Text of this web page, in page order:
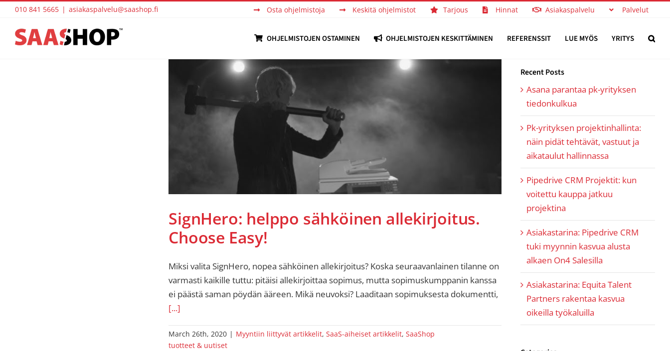
Skip
content
010 841 5665 | asiakaspalvelu@saashop.fi Osta ohjelmistoja Keskitä ohjelmistot Tarjous Hinnat Asiakaspalvelu Palvelut
OHJELMISTOJEN OSTAMINEN OHJELMISTOJEN KESKITTÄMINEN REFERENSSIT LUE MYÖS YRITYS
SignHero: helppo sähköinen allekirjoitus.
Choose Easy!
Miksi valita SignHero, nopea sähköinen allekirjoitus? Koska seuraavanlainen tilanne on
varmasti kaikille tuttu: pitäisi allekirjoittaa sopimus, mutta sopimuskumppanin kanssa
ei päästä saman pöydän ääreen. Mikä neuvoksi? Laaditaan sopimuksesta dokumentti,
[...]
March 26th, 2020 | Myyntiin liittyvät artikkelit,SaaS-aiheiset artikkelit,SaaShop
tuotteet & uutiset
Recent Posts
Asana parantaa pk-yrityksen
tiedonkulkua
Pk-yrityksen projektinhallinta:
näin pidät tehtävät, vastuut ja
aikataulut hallinnassa
Pipedrive CRM Projektit: kun
voitettu kauppa jatkuu
projektina
Asiakastarina: Pipedrive CRM
tuki myynnin kasvua alusta
alkaen On4 Salesilla
Asiakastarina: Equita Talent
Partners rakentaa kasvua
oikeilla työkaluilla